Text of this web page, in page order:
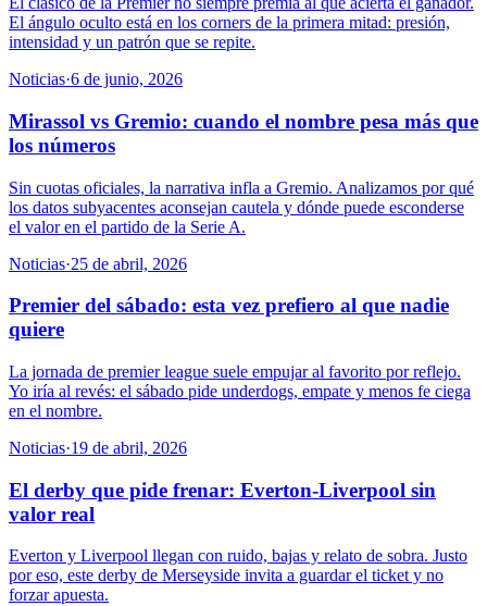
El ángulo oculto está en los corners de la primera mitad: presión,
intensidad y un patrón que se repite.
Noticias·6 de junio, 2026
Mirassol vs Gremio: cuando el nombre pesa más que
los números
Sin cuotas oficiales, la narrativa infla a Gremio. Analizamos por qué
los datos subyacentes aconsejan cautela y dónde puede esconderse
el valor en el partido de la Serie A.
Noticias·25 de abril, 2026
Premier del sábado: esta vez prefiero al que nadie
quiere
La jornada de premier league suele empujar al favorito por reflejo.
Yo iría al revés: el sábado pide underdogs, empate y menos fe ciega
en el nombre.
Noticias·19 de abril, 2026
El derby que pide frenar: Everton-Liverpool sin
valor real
Everton y Liverpool llegan con ruido, bajas y relato de sobra. Justo
por eso, este derby de Merseyside invita a guardar el ticket y no
forzar apuesta.